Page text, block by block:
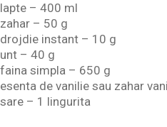
lapte – 400 ml
zahar – 50 g
drojdie instant – 10 g
unt – 40 g
faina simpla – 650 g
esenta de vanilie sau zahar
sare – 1 lingurita